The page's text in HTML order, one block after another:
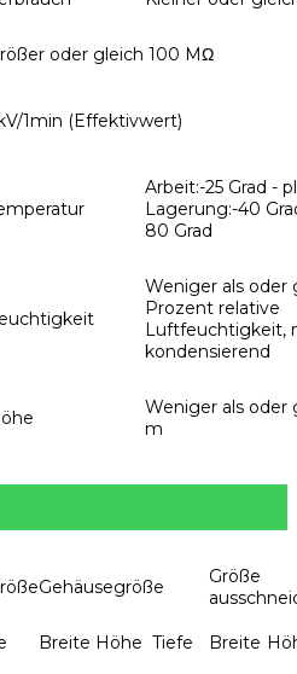
oder gleich 100 MΩ
1min (Effektivwert)
Arbeit:-25 Grad -
Lagerung:-40
80 Grad
Weniger als oder
Prozent relative
Luftfeuchtigkeit,
kondensierend
Weniger als oder
m
Gehäusegröße
Größe
Breite Höhe Tiefe Breite